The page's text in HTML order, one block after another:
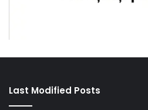
Last Modified Posts